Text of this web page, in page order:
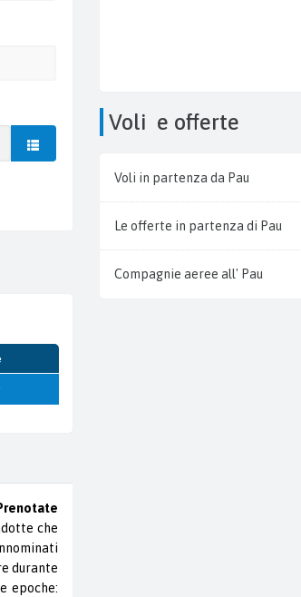
che
durante
epoche:
Voli e offerte
Voli in partenza da Pau
Le offerte in partenza di Pau
Compagnie aeree all' Pau